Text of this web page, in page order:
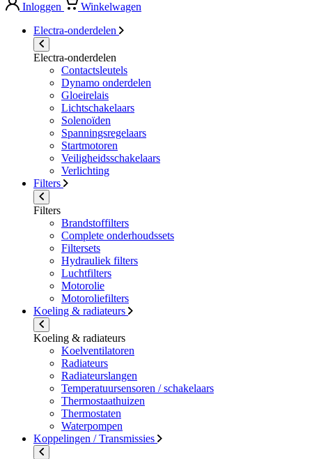
Inloggen
Winkelwagen
Electra-onderdelen
Electra-onderdelen
Contactsleutels
Dynamo onderdelen
Gloeirelais
Lichtschakelaars
Solenoïden
Spanningsregelaars
Startmotoren
Veiligheidsschakelaars
Verlichting
Filters
Filters
Brandstoffilters
Complete onderhoudssets
Filtersets
Hydrauliek filters
Luchtfilters
Motorolie
Motoroliefilters
Koeling & radiateurs
Koeling & radiateurs
Koelventilatoren
Radiateurs
Radiateurslangen
Temperatuursensoren / schakelaars
Thermostaathuizen
Thermostaten
Waterpompen
Koppelingen / Transmissies